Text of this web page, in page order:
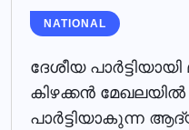
NATIONAL
ദേശീയ
കിഴക്കന്‍ മേഖലയില്‍
പാര്‍ട്ടിയാകുന്ന ആദ്യ